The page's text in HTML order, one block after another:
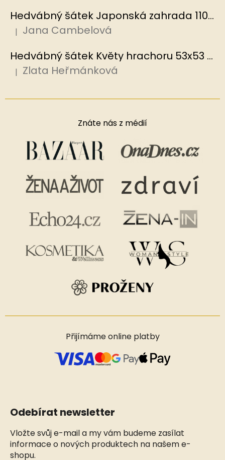
Hedvábný šátek Japonská zahrada 110x110 cm v dárkovém balení, HEDVÁBNÝ SVĚT
Hodnocení produktu je 5 z 5 hvězdiček.
| Jana Cambelová
Hedvábný šátek Květy hrachoru 53x53 cm v dárkovém balení, HEDVÁBNÝ SVĚT
Hodnocení produktu je 5 z 5 hvězdiček.
| Zlata Heřmánková
Znáte nás z médií
Přijímáme online platby
Odebírat newsletter
Vložte svůj e-mail a my vám budeme zasílat
informace o nových produktech na našem e-
shopu.